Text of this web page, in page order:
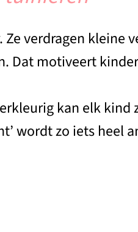
verdragen kleine
Dat motiveert
kan elk kind
wordt zo iets heel